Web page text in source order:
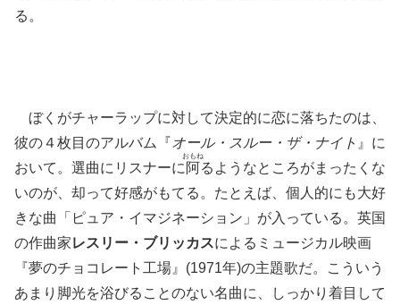
る。
ぼくがチャーラップに対して決定的に恋に落ちたのは、
彼の４枚目のアルバム『オール・スルー・ザ・ナイト 』に
おいて。選曲にリスナーに 阿
おもね
るようなところがまったくな
いのが、却って好感がもてる。たとえば、個人的にも大好
きな曲「ピュア・イマジネーション」が入っている。英国
の作曲家レスリー・ブリッカスによるミュージカル映画
『夢のチョコレート工場』(1971年)の主題歌だ。こういう
あまり脚光を浴びることのない名曲に、しっかり着目して